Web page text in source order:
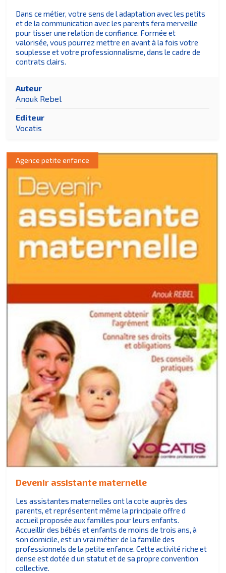
Dans ce métier, votre sens de l adaptation avec les petits
et de la communication avec les parents fera merveille
pour tisser une relation de confiance. Formée et
valorisée, vous pourrez mettre en avant à la fois votre
souplesse et votre professionnalisme, dans le cadre de
contrats clairs.
Auteur
Anouk Rebel
Editeur
Vocatis
Agence petite enfance
Devenir assistante maternelle
Les assistantes maternelles ont la cote auprès des
parents, et représentent même la principale offre d
accueil proposée aux familles pour leurs enfants.
Accueillir des bébés et enfants de moins de trois ans, à
son domicile, est un vrai métier de la famille des
professionnels de la petite enfance. Cette activité riche et
dense est dotée d un statut et de sa propre convention
collective.